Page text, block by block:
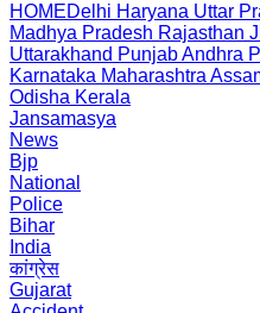
HOMEDelhi Haryana Uttar
Madhya Pradesh Rajasthan
Uttarakhand PunjabAndhra
Karnataka Maharashtra
Odisha Kerala
Jansamasya
News
Bjp
National
Police
Bihar
India
कांग्रेस
Gujarat